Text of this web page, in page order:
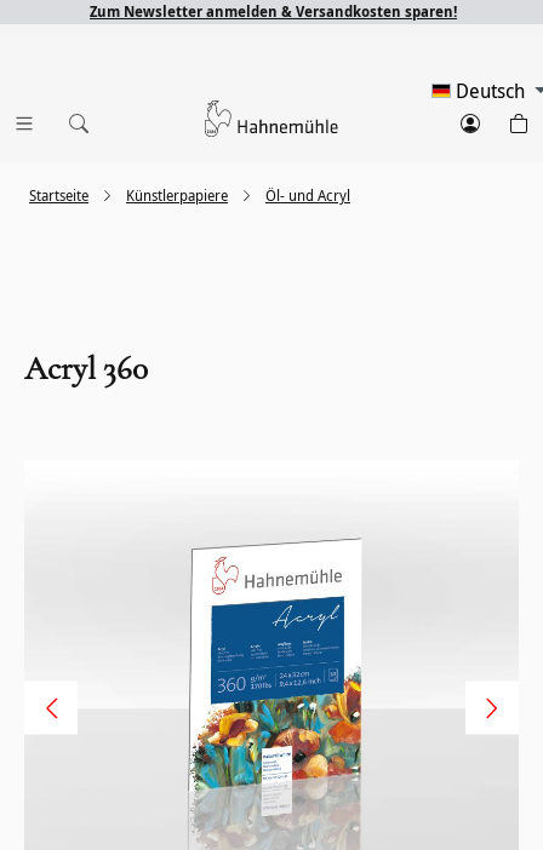
Zum Newsletter anmelden & Versandkosten sparen!
Deutsch
Öl- und Acryl
Künstlerpapiere
Startseite
Acryl 360